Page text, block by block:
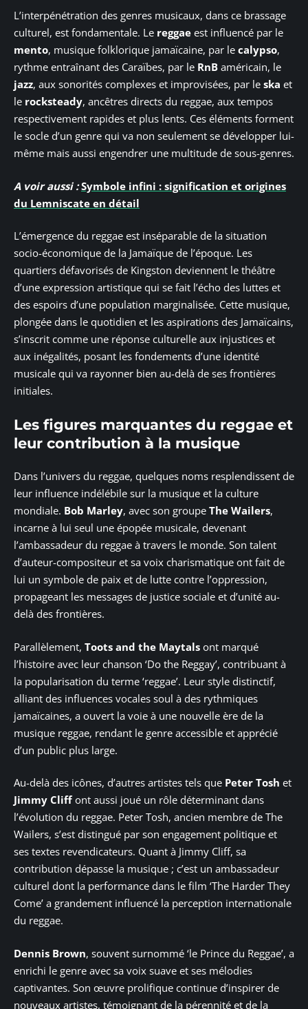
L’interpénétration des genres musicaux, dans ce brassage
culturel, est fondamentale. Le reggae est influencé par le
mento, musique folklorique jamaïcaine, par le calypso,
rythme entraînant des Caraïbes, par le RnB américain, le
jazz, aux sonorités complexes et improvisées, par le ska et
le rocksteady, ancêtres directs du reggae, aux tempos
respectivement rapides et plus lents. Ces éléments forment
le socle d’un genre qui va non seulement se développer lui-
même mais aussi engendrer une multitude de sous-genres.
A voir aussi : Symbole infini : signification et origines
du Lemniscate en détail
L’émergence du reggae est inséparable de la situation
socio-économique de la Jamaïque de l’époque. Les
quartiers défavorisés de Kingston deviennent le théâtre
d’une expression artistique qui se fait l’écho des luttes et
des espoirs d’une population marginalisée. Cette musique,
plongée dans le quotidien et les aspirations des Jamaïcains,
s’inscrit comme une réponse culturelle aux injustices et
aux inégalités, posant les fondements d’une identité
musicale qui va rayonner bien au-delà de ses frontières
initiales.
Les figures marquantes du reggae et
leur contribution à la musique
Dans l’univers du reggae, quelques noms resplendissent de
leur influence indélébile sur la musique et la culture
mondiale. Bob Marley, avec son groupe The Wailers,
incarne à lui seul une épopée musicale, devenant
l’ambassadeur du reggae à travers le monde. Son talent
d’auteur-compositeur et sa voix charismatique ont fait de
lui un symbole de paix et de lutte contre l’oppression,
propageant les messages de justice sociale et d’unité au-
delà des frontières.
Parallèlement, Toots and the Maytals ont marqué
l’histoire avec leur chanson ‘Do the Reggay’, contribuant à
la popularisation du terme ‘reggae’. Leur style distinctif,
alliant des influences vocales soul à des rythmiques
jamaïcaines, a ouvert la voie à une nouvelle ère de la
musique reggae, rendant le genre accessible et apprécié
d’un public plus large.
Au-delà des icônes, d’autres artistes tels que Peter Tosh et
Jimmy Cliffont aussi joué un rôle déterminant dans
l’évolution du reggae. Peter Tosh, ancien membre de The
Wailers, s’est distingué par son engagement politique et
ses textes revendicateurs. Quant à Jimmy Cliff, sa
contribution dépasse la musique ; c’est un ambassadeur
culturel dont la performance dans le film ‘The Harder They
Come’ a grandement influencé la perception internationale
du reggae.
Dennis Brown, souvent surnommé ‘le Prince du Reggae’, a
enrichi le genre avec sa voix suave et ses mélodies
captivantes. Son œuvre prolifique continue d’inspirer de
nouveaux artistes, témoignant de la pérennité et de la